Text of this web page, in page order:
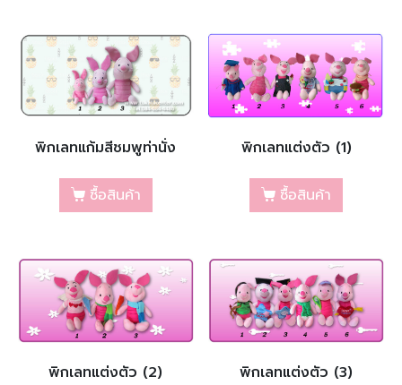
พิกเลทแก้มสีชมพูท่านั่ง
ซื้อสินค้า
พิกเลทแต่งตัว (1)
ซื้อสินค้า
พิกเลทแต่งตัว (2) พิกเลทแต่งตัว (3)